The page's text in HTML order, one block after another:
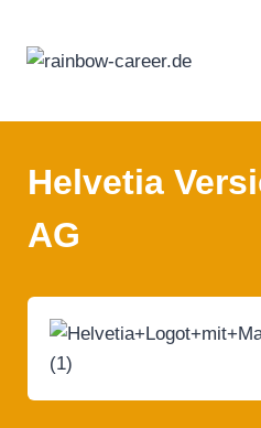
Inhalt
springen
Helvetia
AG